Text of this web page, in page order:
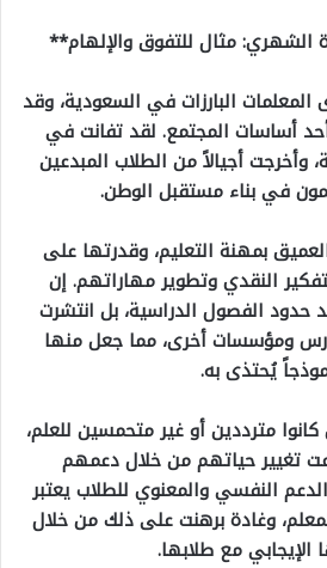
الشهري: مثال للتفوق والإلهام**
البارزات في السعودية، وقد
أساسات المجتمع. لقد تفانت في
وأخرجت أجيالاً من الطلاب المبدعين
في بناء مستقبل الوطن.
بمهنة التعليم، وقدرتها على
النقدي وتطوير مهاراتهم. إن
الفصول الدراسية، بل انتشرت
ومؤسسات أخرى، مما جعل منها
يُحتذى به.
مترددين أو غير متحمسين للعلم،
تغيير حياتهم من خلال دعمهم
النفسي والمعنوي للطلاب يعتبر
وغادة برهنت على ذلك من خلال
الإيجابي مع طلابها.